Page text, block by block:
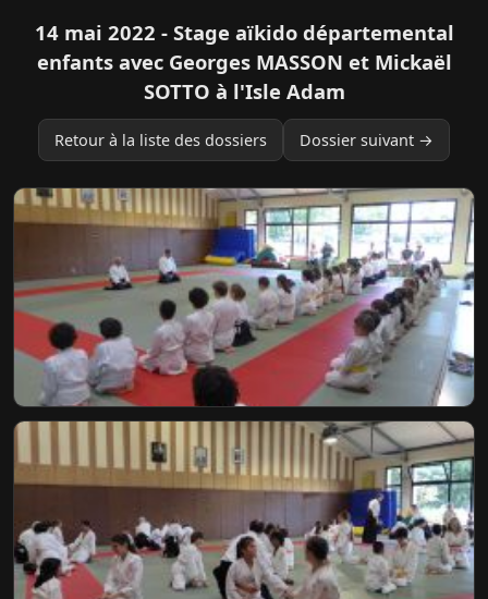
14 mai 2022 - Stage aïkido départemental
enfants avec Georges MASSON et Mickaël
SOTTO à l'Isle Adam
Retour à la liste des dossiers Dossier suivant →